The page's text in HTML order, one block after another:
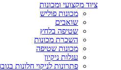
ציוד מקצועי ומכונות
מכונות פוליש
שואבים
שטיפה בלחץ
השכרת מכונות
מכונות שטיפה
עגלות ניקיון
פתרונות לניקוי חלונות